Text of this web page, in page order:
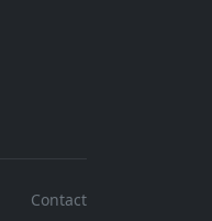
Contact